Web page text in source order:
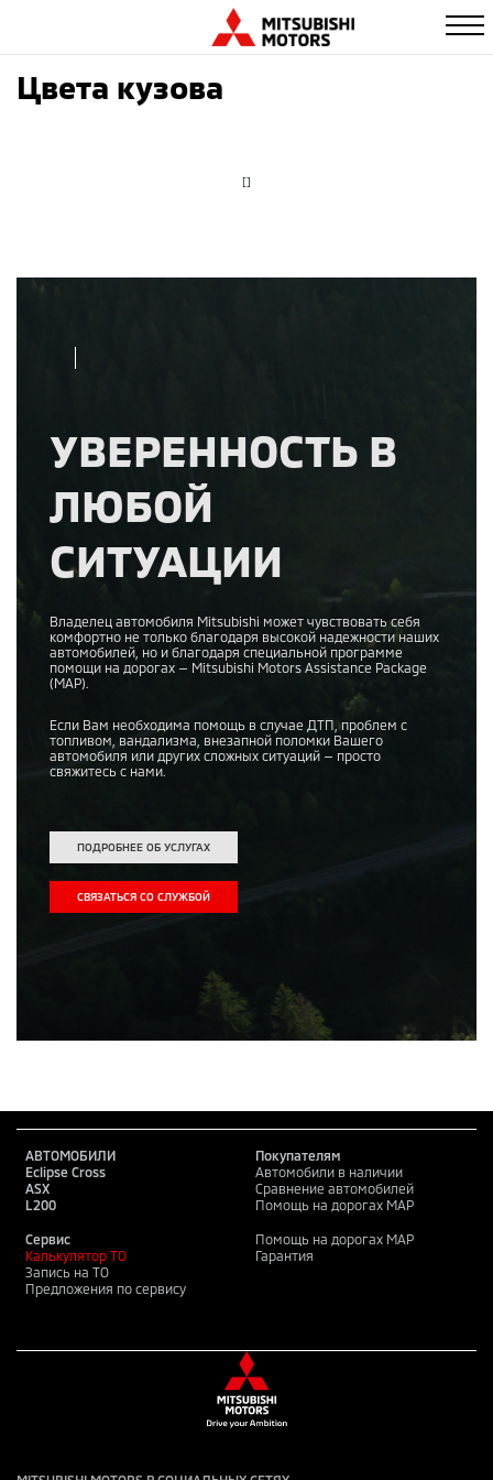
Цвета кузова
[]
УВЕРЕННОСТЬ В
ЛЮБОЙ
СИТУАЦИИ
Владелец автомобиля Mitsubishi может чувствовать себя
комфортно не только благодаря высокой надежности наших
автомобилей, но и благодаря специальной программе
помощи на дорогах — Mitsubishi Motors Assistance Package
(MAP).
Если Вам необходима помощь в случае ДТП, проблем с
топливом, вандализма, внезапной поломки Вашего
автомобиля или других сложных ситуаций — просто
свяжитесь с нами.
ПОДРОБНЕЕ ОБ УСЛУГАХ
СВЯЗАТЬСЯ СО СЛУЖБОЙ
АВТОМОБИЛИ
Eclipse Cross
ASX
L200
Покупателям
Автомобили в наличии
Сравнение автомобилей
Помощь на дорогах MAP
Сервис
Калькулятор ТО
Запись на ТО
Предложения по сервису
Помощь на дорогах MAP
Гарантия